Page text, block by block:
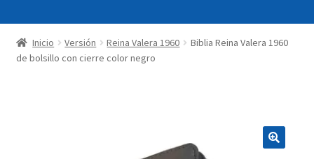
Inicio Versión Reina Valera 1960
Biblia Reina Valera 1960
de bolsillo con cierre color negro